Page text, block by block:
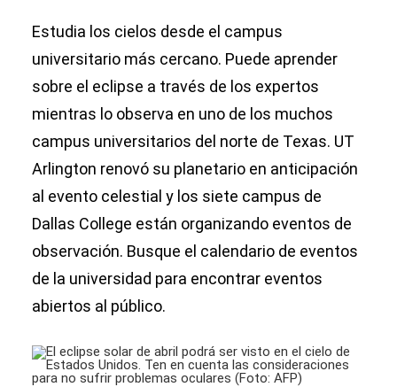
Estudia los cielos desde el campus
universitario más cercano. Puede aprender
sobre el eclipse a través de los expertos
mientras lo observa en uno de los muchos
campus universitarios del norte de Texas. UT
Arlington renovó su planetario en anticipación
al evento celestial y los siete campus de
Dallas College están organizando eventos de
observación. Busque el calendario de eventos
de la universidad para encontrar eventos
abiertos al público.